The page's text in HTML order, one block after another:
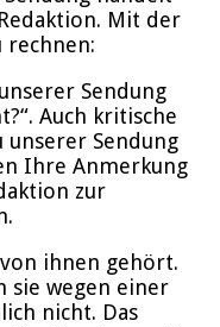
Mit der
Sendung
Auch kritische
unserer Sendung
Ihre Anmerkung
zur
ihnen gehört.
sie wegen einer
nicht. Das